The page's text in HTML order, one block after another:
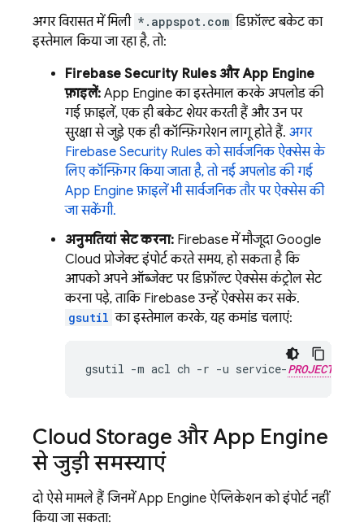
अगर विरासत में मिली *.appspot.com डिफ़ॉल्ट बकेट का
इस्तेमाल किया जा रहा है, तो:
Firebase Security RulesऔरApp Engine
फ़ाइलें: App Engineका इस्तेमाल करके अपलोड की
गई फ़ाइलें, एक ही बकेट शेयर करती हैं और उन पर
सुरक्षा से जुड़े एक ही कॉन्फ़िगरेशन लागू होते हैं. अगर
Firebase Security Rules को सार्वजनिक ऐक्सेस के
लिए कॉन्फ़िगर किया जाता है, तो नई अपलोड की गई
App Engine फ़ाइलें भी सार्वजनिक तौर पर ऐक्सेस की
जा सकेंगी.
अनुमतियां सेट करना: Firebase में मौजूदाGoogle
Cloud प्रोजेक्ट इंपोर्ट करते समय, हो सकता है कि
आपको अपने ऑब्जेक्ट पर डिफ़ॉल्ट ऐक्सेस कंट्रोल सेट
करना पड़े, ताकि Firebase उन्हें ऐक्सेस कर सके.
gsutil का इस्तेमाल करके, यह कमांड चलाएं:
gsutil -m acl ch -r -u service-
Cloud Storage औरApp Engine
से जुड़ी समस्याएं
दो ऐसे मामले हैं जिनमेंApp Engine ऐप्लिकेशन को इंपोर्ट नहीं
किया जा सकता: